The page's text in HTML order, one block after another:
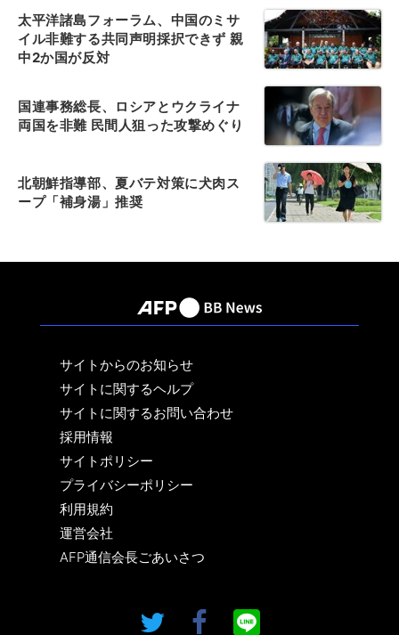
太平洋諸島フォーラム、中国のミサ
イル非難する共同声明採択できず 親
中2か国が反対
国連事務総長、ロシアとウクライナ
両国を非難 民間人狙った攻撃めぐり
北朝鮮指導部、夏バテ対策に犬肉ス
ープ「補身湯」推奨
サイトからのお知らせ
サイトに関するヘルプ
サイトに関するお問い合わせ
採用情報
サイトポリシー
プライバシーポリシー
利用規約
運営会社
AFP通信会長ごあいさつ